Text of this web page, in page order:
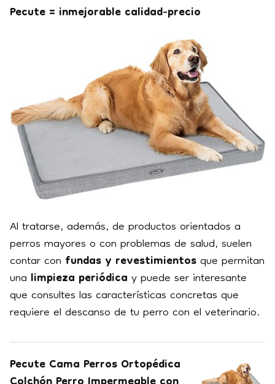
Pecute = inmejorable calidad-precio
Al tratarse, además, de productos orientados a
perros mayores o con problemas de salud, suelen
contar confundas y revestimientosque permitan
unalimpieza periódicay puede ser interesante
que consultes las características concretas que
requiere el descanso de tu perro con el veterinario.
Pecute Cama Perros Ortopédica